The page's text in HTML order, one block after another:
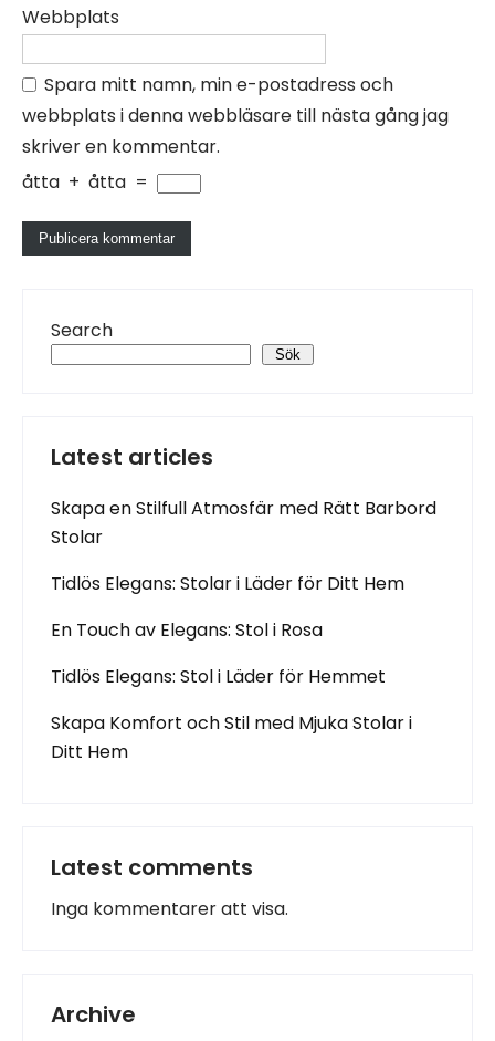
Webbplats
Spara mitt namn, min e-postadress och
webbplats i denna webbläsare till nästa gång jag
skriver en kommentar.
åtta + åtta =
Search
Sök
Latest articles
Skapa en Stilfull Atmosfär med Rätt Barbord
Stolar
Tidlös Elegans: Stolar i Läder för Ditt Hem
En Touch av Elegans: Stol i Rosa
Tidlös Elegans: Stol i Läder för Hemmet
Skapa Komfort och Stil med Mjuka Stolar i
Ditt Hem
Latest comments
Inga kommentarer att visa.
Archive